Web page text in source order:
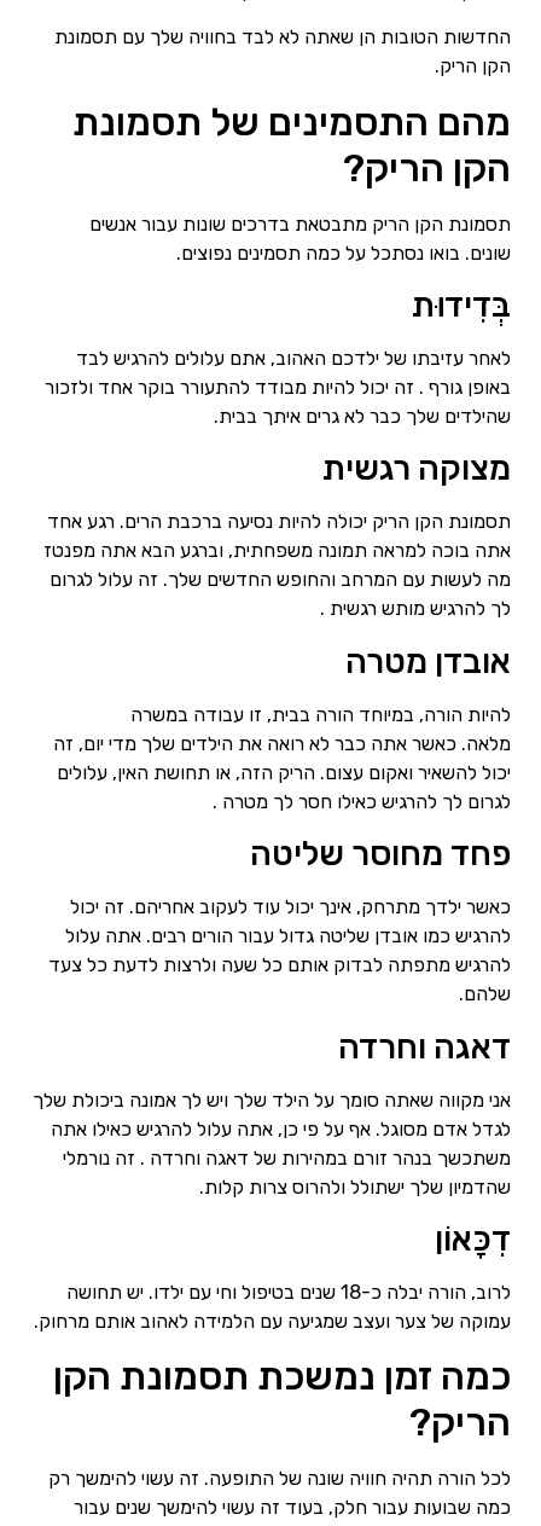
החדשות הטובות הן שאתה לא לבד בחוויה שלך עם תסמונת
הקן הריק.
מהם התסמינים של תסמונת
הקן הריק?
תסמונת הקן הריק מתבטאת בדרכים שונות עבור אנשים
שונים. בואו נסתכל על כמה תסמינים נפוצים.
בְּדִידוּת
לאחר עזיבתו של ילדכם האהוב, אתם עלולים להרגיש לבד
באופן גורף . זה יכול להיות מבודד להתעורר בוקר אחד ולזכור
שהילדים שלך כבר לא גרים איתך בבית.
מצוקה רגשית
תסמונת הקן הריק יכולה להיות נסיעה ברכבת הרים. רגע אחד
אתה בוכה למראה תמונה משפחתית, וברגע הבא אתה מפנטז
מה לעשות עם המרחב והחופש החדשים שלך. זה עלול לגרום
לך להרגיש מותש רגשית .
אובדן מטרה
להיות הורה, במיוחד הורה בבית, זו עבודה במשרה
מלאה. כאשר אתה כבר לא רואה את הילדים שלך מדי יום, זה
יכול להשאיר ואקום עצום. הריק הזה, או תחושת האין, עלולים
לגרום לך להרגיש כאילו חסר לך מטרה .
פחד מחוסר שליטה
כאשר ילדך מתרחק, אינך יכול עוד לעקוב אחריהם. זה יכול
להרגיש כמו אובדן שליטה גדול עבור הורים רבים. אתה עלול
להרגיש מתפתה לבדוק אותם כל שעה ולרצות לדעת כל צעד
שלהם.
דאגה וחרדה
אני מקווה שאתה סומך על הילד שלך ויש לך אמונה ביכולת שלך
לגדל אדם מסוגל. אף על פי כן, אתה עלול להרגיש כאילו אתה
משתכשך בנהר זורם במהירות של דאגה וחרדה . זה נורמלי
שהדמיון שלך ישתולל ולהרוס צרות קלות.
דִכָּאוֹן
לרוב, הורה יבלה כ-18 שנים בטיפול וחי עם ילדו. יש תחושה
עמוקה של צער ועצב שמגיעה עם הלמידה לאהוב אותם מרחוק.
כמה זמן נמשכת תסמונת הקן
הריק?
לכל הורה תהיה חוויה שונה של התופעה. זה עשוי להימשך רק
כמה שבועות עבור חלק, בעוד זה עשוי להימשך שנים עבור